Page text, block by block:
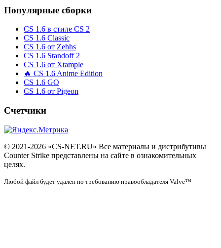
Популярные сборки
CS 1.6 в стиле CS 2
CS 1.6 Classic
CS 1.6 от Zehhs
CS 1.6 Standoff 2
CS 1.6 от Xtample
🔥 CS 1.6 Anime Edition
CS 1.6 GO
CS 1.6 от Pigeon
Счетчики
© 2021-2026 «CS-NET.RU» Все материалы и дистрибутивы
Counter Strike представлены на сайте в ознакомительных
целях.
Любой файл будет удален по требованию правообладателя Valve™